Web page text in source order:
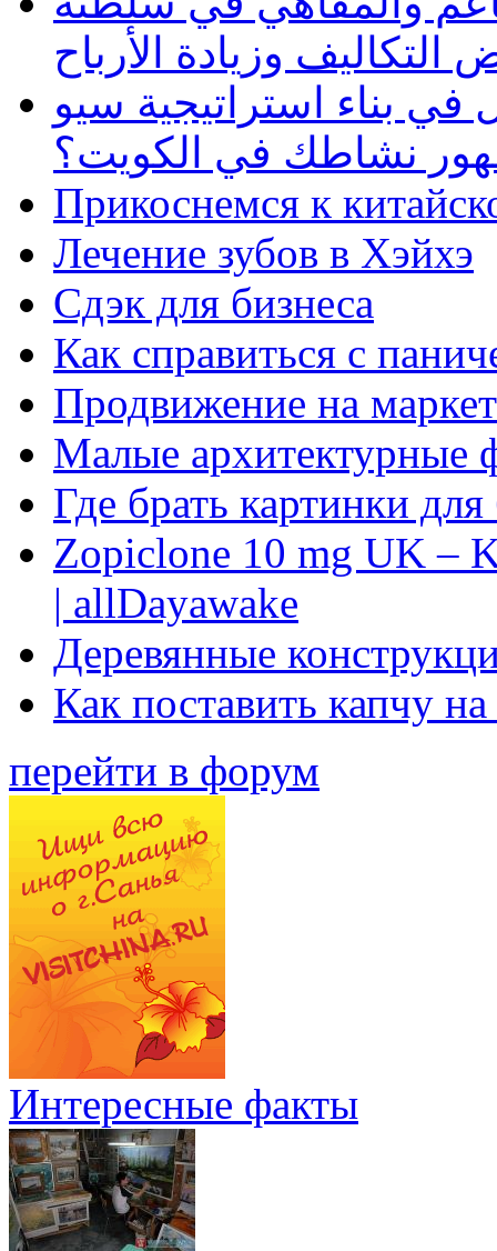
وزيادة الأرباح
بناء استراتيجية سيو
نشاطك في الكويت؟
Прикоснемся к
Лечение зубов в Хэйхэ
Сдэк для бизнеса
Как справиться с
Продвижение на
Малые архитектурные
Где брать картинки
Zopiclone 10 mg UK –
| allDayawake
Деревянные
Как поставить капчу
перейти в форум
Интересные факты